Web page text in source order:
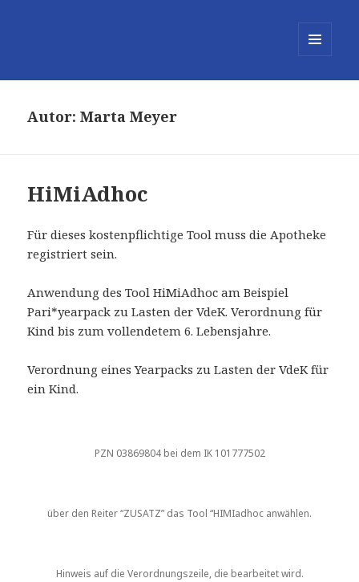
Autor:Marta Meyer
HiMiAdhoc
Für dieses kostenpflichtige Tool muss die Apotheke
registriert sein.
Anwendung des Tool HiMiAdhoc am Beispiel
Pari*yearpack zu Lasten der VdeK. Verordnung für
Kind bis zum vollendetem 6. Lebensjahre.
Verordnung eines Yearpacks zu Lasten der VdeK für
ein Kind.
PZN 03869804 bei dem IK 101777502
über den Reiter “ZUSATZ” das Tool “HIMIadhoc anwählen.
Hinweis auf die Verordnungszeile, die bearbeitet wird.